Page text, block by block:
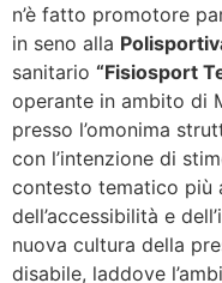
n’è fatto promotore
in seno alla
sanitario “Fisiosport
operante in ambito di
presso l’omonima
con l’intenzione di
contesto tematico più
dell’accessibilità e
nuova cultura della
disabile, laddove